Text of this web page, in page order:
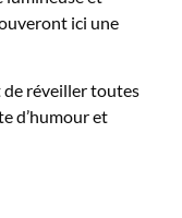
ici une
de réveiller toutes
d’humour et